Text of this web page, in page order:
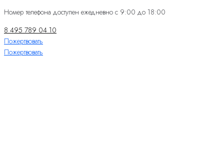
Номер телефона доступен ежедневно с 9:00 до 18:00
8 495 789 04 10
Пожертвовать
Пожертвовать